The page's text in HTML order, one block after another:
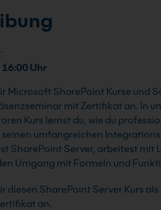
Uhr
Microsoft SharePoint Kurse und
mit Zertifikat an. In
Kurs lernst du, wie du
umfangreichen
SharePoint Server, arbeitest mit
Umgang mit Formeln und
diesen SharePoint Server Kurs
an.